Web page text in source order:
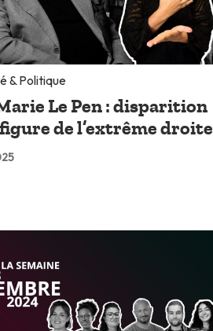
& Politique
Le Pen : disparition
figure de l’extrême droite